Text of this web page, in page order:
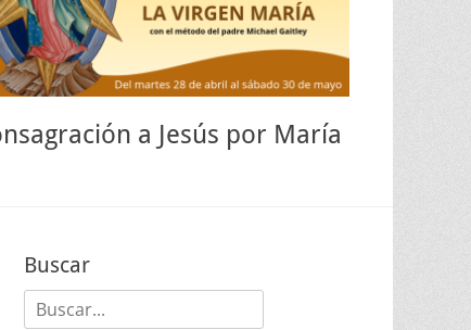
a Jesús por María
Buscar
Buscar: